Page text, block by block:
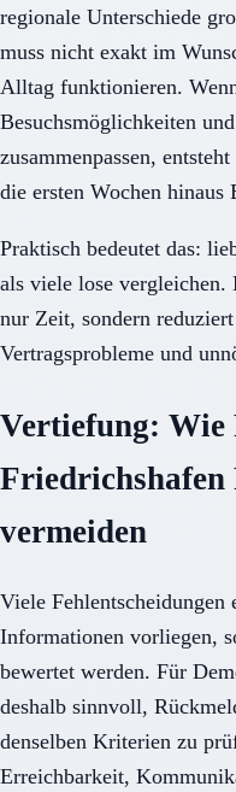
regionale Unterschiede
muss nicht exakt im
Alltag funktionieren.
Besuchsmöglichkeiten
zusammenpassen,
die ersten Wochen hinaus
Praktisch bedeutet das:
als viele lose vergleichen.
nur Zeit, sondern
Vertragsprobleme und
Vertiefung: Wie
Friedrichshafen
vermeiden
Viele
Informationen vorliegen,
bewertet werden. Für
deshalb sinnvoll,
denselben Kriterien zu
Erreichbarkeit,